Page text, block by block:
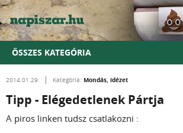
ÖSSZES KATEGÓRIA
2014.01.29. Kategória: Mondás, idézet
Tipp - Elégedetlenek Pártja
A piros linken tudsz csatlakozni :